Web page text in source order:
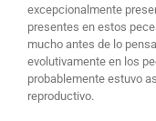
excepcionalmente
presentes en estos
mucho antes de lo
evolutivamente en los
probablemente estuvo
reproductivo.